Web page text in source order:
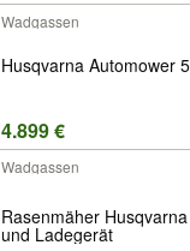
Wadgassen
Husqvarna Automower
4.899 €
Wadgassen
Rasenmäher
und Ladegerät